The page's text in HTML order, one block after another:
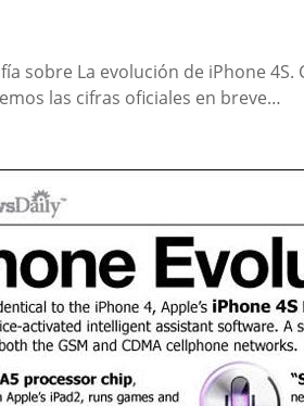
sobre La evolución de iPhone
las cifras oficiales en breve…